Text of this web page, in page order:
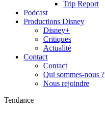
Trip Report
Podcast
Productions Disney
Disney+
Critiques
Actualité
Contact
Contact
Qui sommes-nous ?
Nous rejoindre
Tendance